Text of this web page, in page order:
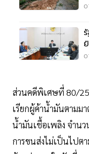
ส่วนคดีพิเศษที่ 80/
เรียกผู้ค้าน้ำมันตามม
น้ำมันเชื้อเพลิง จำน
การขนส่งไม่เป็นไปต